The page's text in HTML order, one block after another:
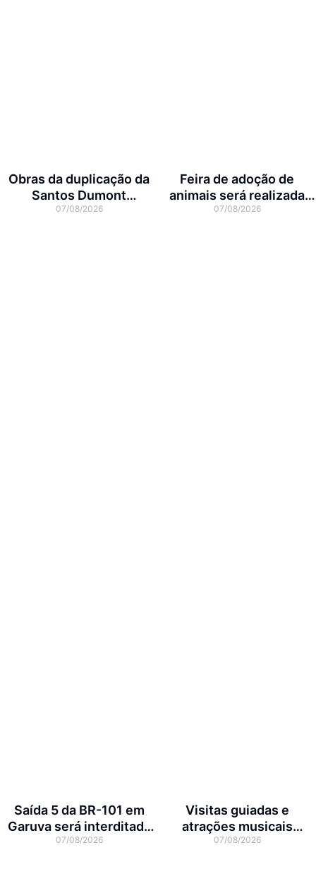
Obras da duplicação da
Santos Dumont
interditam cruzamento
07/08/2026
Feira de adoção de
animais será realizada
neste domingo na Arena
07/08/2026
Saída 5 da BR-101 em
Garuva será interditada
por até 90 dias para obras
07/08/2026
Visitas guiadas e
atrações musicais
movimentam a agenda
07/08/2026